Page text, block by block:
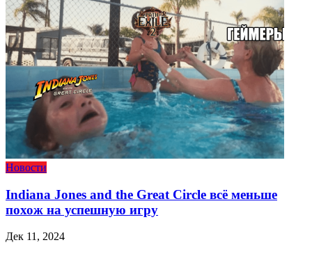
Новости
Indiana Jones and the Great Circle всё меньше
похож на успешную игру
Дек 11, 2024